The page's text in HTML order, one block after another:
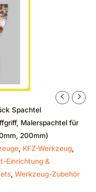
Spachtel
Malerspachtel für
200mm)
KFZ-Werkzeug
Einrichtung &
Werkzeug-Zubehör